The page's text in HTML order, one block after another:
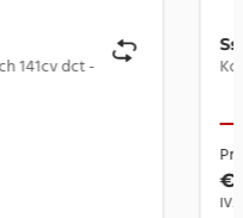
141cv dct -
€